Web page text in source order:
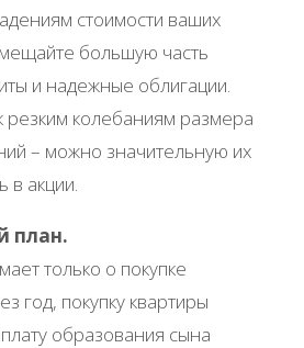
стоимости ваших
большую часть
и надежные облигации.
резким колебаниям размера
– можно значительную их
в акции.
план.
только о покупке
год, покупку квартиры
образования сына